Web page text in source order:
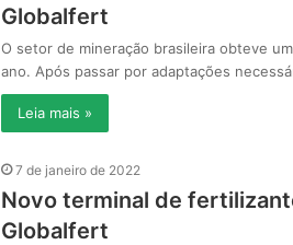
Globalfert
O setor de mineração brasileira obteve
ano. Após passar por adaptações
Leia mais »
7 de janeiro de 2022
Novo terminal de
Globalfert